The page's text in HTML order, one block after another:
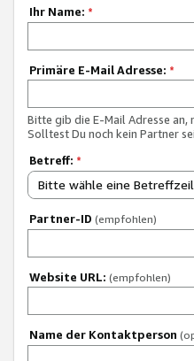
Ihr Name: *
Primäre E-Mail Adresse: *
Bitte gib die E-Mail Adresse
Solltest Du noch kein Partner
Betreff: *
Bitte wähle eine
Partner-ID (empfohlen)
Website URL: (empfohlen)
Name der Kontaktperson